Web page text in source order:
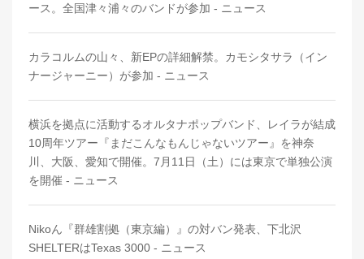
ース。全国津々浦々のバンドが参加 - ニュース
カラコルムの山々、新EPの詳細解禁。カモシタサラ（イン
ナージャーニー）が参加 - ニュース
横浜を拠点に活動するオルタナポップバンド、レイラが結成
10周年ツアー『まだこんなもんじゃないツアー』を神奈
川、大阪、愛知で開催。7月11日（土）には東京で単独公演
を開催 - ニュース
Nikoん『群雄割拠（東京編）』の対バン発表、下北沢
SHELTERはTexas 3000 - ニュース